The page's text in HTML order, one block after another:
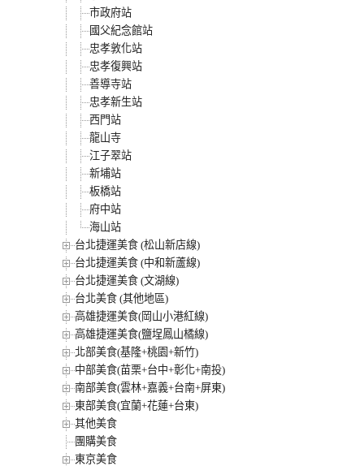
市政府站
國父紀念館站
忠孝敦化站
忠孝復興站
善導寺站
忠孝新生站
西門站
龍山寺
江子翠站
新埔站
板橋站
府中站
海山站
台北捷運美食 (松山新店線)
台北捷運美食 (中和新蘆線)
台北捷運美食 (文湖線)
台北美食 (其他地區)
高雄捷運美食(岡山小港紅線)
高雄捷運美食(鹽埕鳳山橘線)
北部美食(基隆+桃園+新竹)
中部美食(苗栗+台中+彰化+南投)
南部美食(雲林+嘉義+台南+屏東)
東部美食(宜蘭+花蓮+台東)
其他美食
團購美食
東京美食